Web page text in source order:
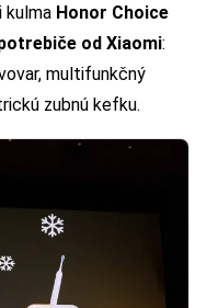
kulma Honor Choice
od Xiaomi:
multifunkčný
zubnú kefku.